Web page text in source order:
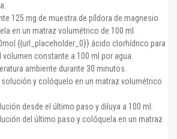
125 mg de muestra de píldora de magnesio
en un matraz volumétrico de 100 ml.
{{url_placeholder_0}} ácido clorhídrico para
constante a 100 ml por agua.
ambiente durante 30 minutos.
solución y colóquelo en un matraz volumétrico
desde el último paso y diluya a 100 ml.
del último paso y colóquela en un matraz